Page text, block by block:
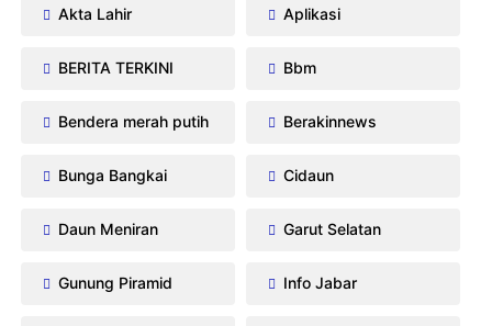
Akta Lahir Aplikasi
BERITA TERKINI Bbm
Bendera merah putih Berakinnews
Bunga Bangkai Cidaun
Daun Meniran Garut Selatan
Gunung Piramid Info Jabar